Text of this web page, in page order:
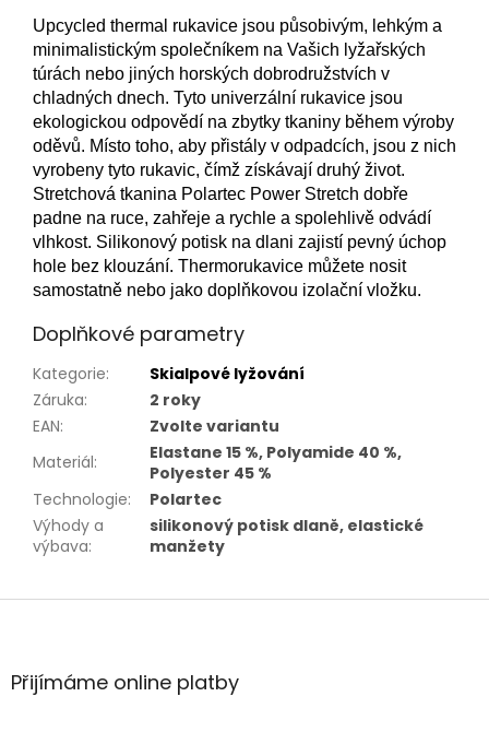
Upcycled thermal rukavice jsou působivým, lehkým a
minimalistickým společníkem na Vašich lyžařských
túrách nebo jiných horských dobrodružstvích v
chladných dnech. Tyto univerzální rukavice jsou
ekologickou odpovědí na zbytky tkaniny během výroby
oděvů. Místo toho, aby přistály v odpadcích, jsou z nich
vyrobeny tyto rukavic, čímž získávají druhý život.
Stretchová tkanina Polartec Power Stretch dobře
padne na ruce, zahřeje a rychle a spolehlivě odvádí
vlhkost. Silikonový potisk na dlani zajistí pevný úchop
hole bez klouzání. Thermorukavice můžete nosit
samostatně nebo jako doplňkovou izolační vložku.
Doplňkové parametry
Kategorie:
Skialpové lyžování
Záruka:
2 roky
EAN:
Zvolte variantu
Materiál:
Elastane 15 %, Polyamide 40 %,
Polyester 45 %
Technologie:
Polartec
Výhody a
výbava:
silikonový potisk dlaně, elastické
manžety
Z
aPřijímáme online platby